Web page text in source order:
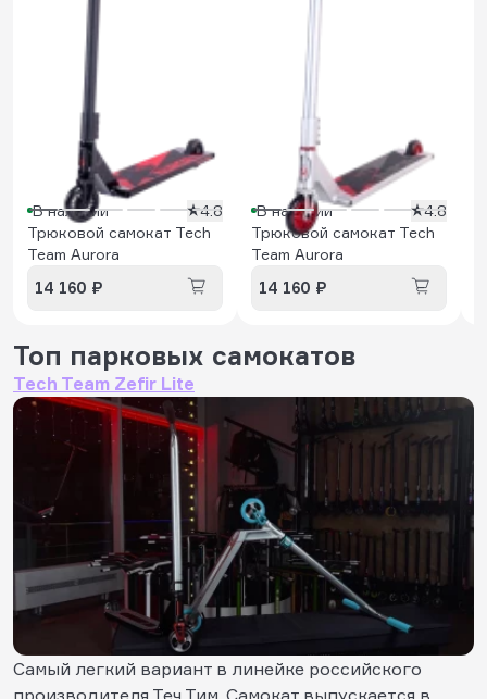
В наличии
4.8
Трюковой самокат Tech
Team Aurora
14 160 ₽
В наличии
4.8
Трюковой самокат Tech
Team Aurora
14 160 ₽
Топ парковых самокатов
Tech Team Zefir Lite
Cамый легкий вариант в линейке российского
производителя Теч Тим. Самокат выпускается в